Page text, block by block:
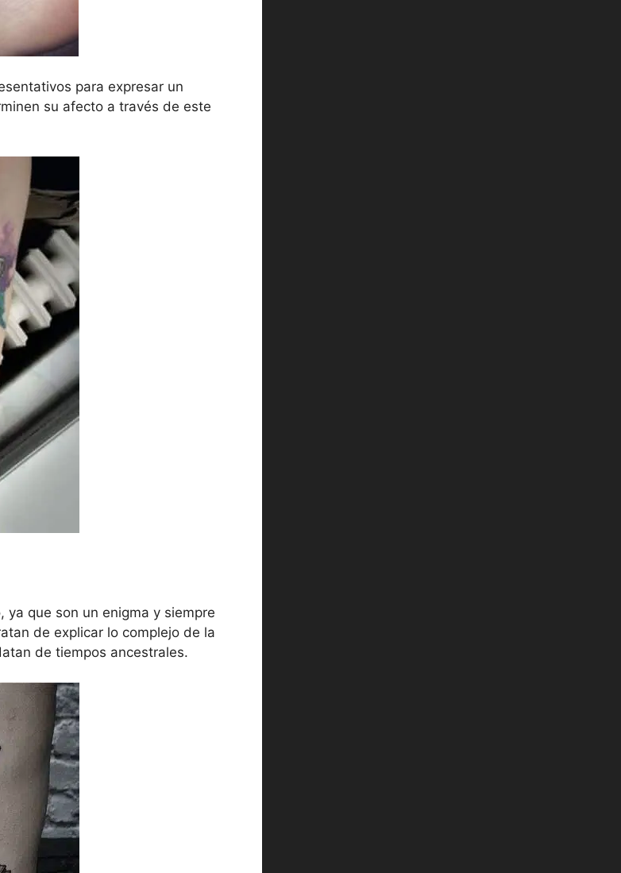
para expresar un
su afecto a través de este
que son un enigma y siempre
de explicar lo complejo de la
de tiempos ancestrales.